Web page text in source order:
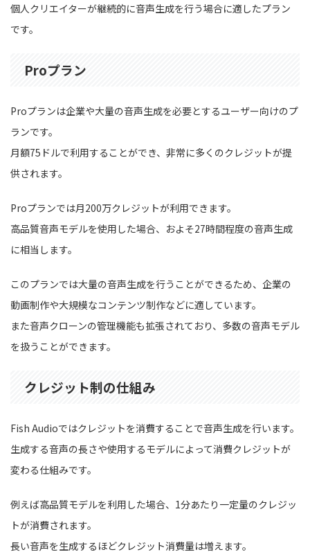
個人クリエイターが継続的に音声生成を行う場合に適したプラン
です。
Proプラン
Proプランは企業や大量の音声生成を必要とするユーザー向けのプ
ランです。
月額75ドルで利用することができ、非常に多くのクレジットが提
供されます。
Proプランでは月200万クレジットが利用できます。
高品質音声モデルを使用した場合、およそ27時間程度の音声生成
に相当します。
このプランでは大量の音声生成を行うことができるため、企業の
動画制作や大規模なコンテンツ制作などに適しています。
また音声クローンの管理機能も拡張されており、多数の音声モデル
を扱うことができます。
クレジット制の仕組み
Fish Audioではクレジットを消費することで音声生成を行います。
生成する音声の長さや使用するモデルによって消費クレジットが
変わる仕組みです。
例えば高品質モデルを利用した場合、1分あたり一定量のクレジッ
トが消費されます。
長い音声を生成するほどクレジット消費量は増えます。